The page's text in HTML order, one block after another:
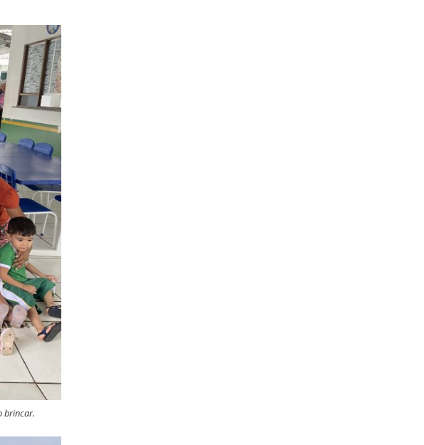
brincar.